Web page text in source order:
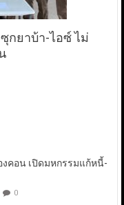
กยาบ้า-ไอซ์ ไม่
งคอน เปิดมหกรรมแก้หนี้-
0